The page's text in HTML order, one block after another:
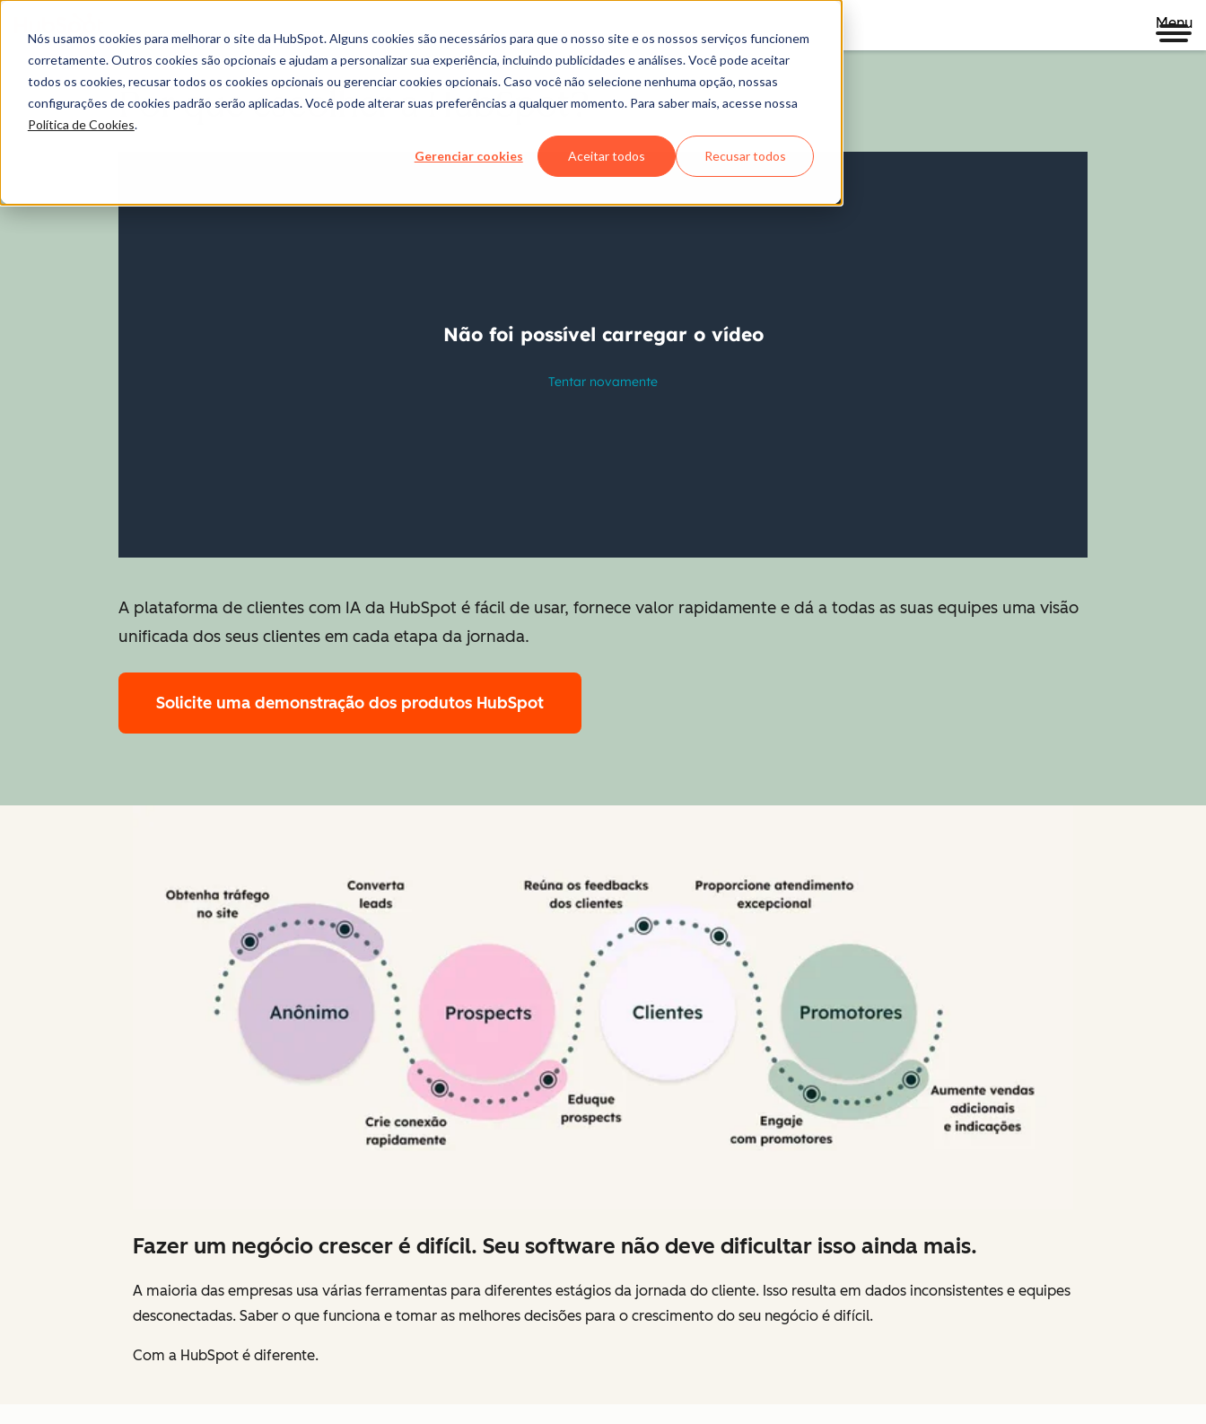
Nós usamos cookies para melhorar o site da HubSpot. Alguns cookies são necessários para que o nosso site e os nossos serviços funcionem
corretamente. Outros cookies são opcionais e ajudam a personalizar sua experiência, incluindo publicidades e análises. Você pode aceitar
todos os cookies, recusar todos os cookies opcionais ou gerenciar cookies opcionais. Caso você não selecione nenhuma opção, nossas
configurações de cookies padrão serão aplicadas. Você pode alterar suas preferências a qualquer momento. Para saber mais, acesse nossa
Política de Cookies.
Gerenciar cookies Aceitar todos Recusar todos
Menu
Por que escolher a HubSpot?
A plataforma de clientes com IA da HubSpot é fácil de usar, fornece valor rapidamente e dá a todas as suas equipes uma visão
unificada dos seus clientes em cada etapa da jornada.
Solicite uma demonstração dos produtos HubSpot
Fazer um negócio crescer é difícil. Seu software não deve dificultar isso ainda mais.
A maioria das empresas usa várias ferramentas para diferentes estágios da jornada do cliente. Isso resulta em dados inconsistentes e equipes
desconectadas. Saber o que funciona e tomar as melhores decisões para o crescimento do seu negócio é difícil.
Com a HubSpot é diferente.